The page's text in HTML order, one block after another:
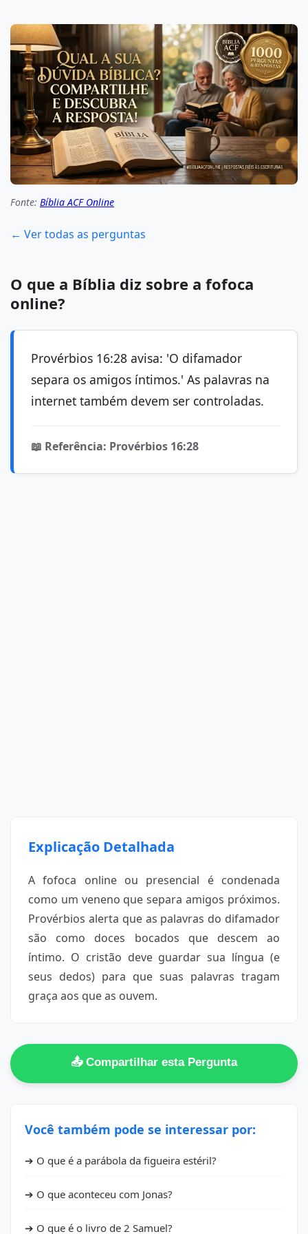
Fonte: Bíblia ACF Online
← Ver todas as perguntas
O que a Bíblia diz sobre a fofoca
online?
Provérbios 16:28 avisa: 'O difamador
separa os amigos íntimos.' As palavras na
internet também devem ser controladas.
📖 Referência: Provérbios 16:28
Explicação Detalhada
A fofoca online ou presencial é condenada
como um veneno que separa amigos próximos.
Provérbios alerta que as palavras do difamador
são como doces bocados que descem ao
íntimo. O cristão deve guardar sua língua (e
seus dedos) para que suas palavras tragam
graça aos que as ouvem.
📤 Compartilhar esta Pergunta
Você também pode se interessar por:
➔ O que é a parábola da figueira estéril?
➔ O que aconteceu com Jonas?
➔ O que é o livro de 2 Samuel?